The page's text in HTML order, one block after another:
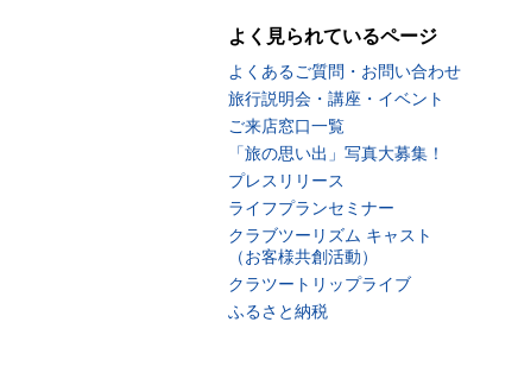
よく見られているページ
よくあるご質問・お問い合わせ
旅行説明会・講座・イベント
ご来店窓口一覧
「旅の思い出」写真大募集！
プレスリリース
ライフプランセミナー
クラブツーリズム キャスト
（お客様共創活動）
クラツートリップライブ
ふるさと納税